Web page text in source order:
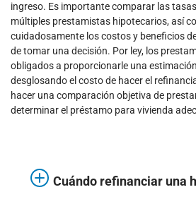
ingreso. Es importante comparar las
múltiples prestamistas hipotecarios, así
cuidadosamente los costos y beneficios
de tomar una decisión. Por ley, los
obligados a proporcionarle una
desglosando el costo de hacer el
hacer una comparación objetiva de
determinar el préstamo para vivienda
Cuándo refinanciar una